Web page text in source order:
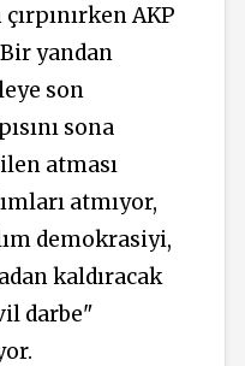
AKP
yandan
son
sona
atması
atmıyor,
demokrasiyi,
kaldıracak
darbe"